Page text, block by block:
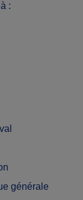
:
générale